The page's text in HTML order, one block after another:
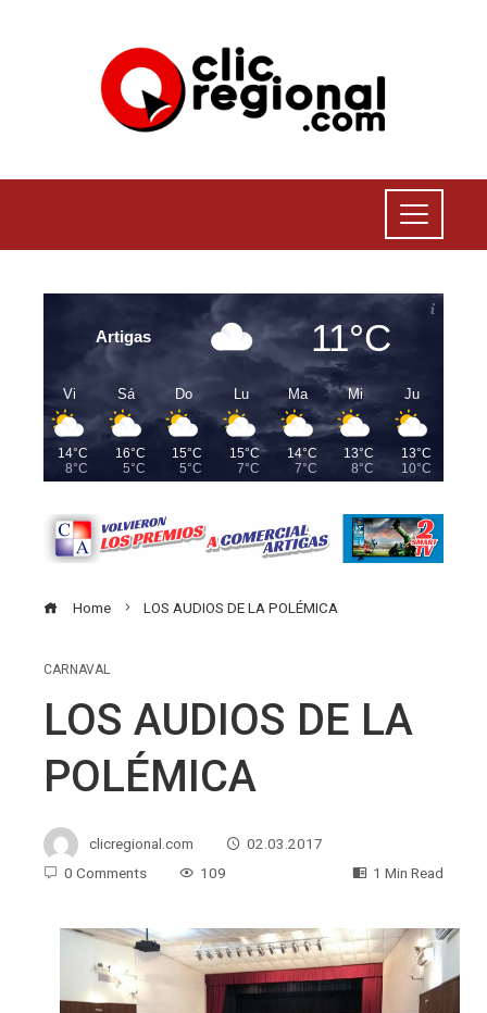
Artigas 11°C
Vi
14°C
8°C
Sá
16°C
5°C
Do
15°C
5°C
Lu
15°C
7°C
Ma
14°C
7°C
Mi
13°C
8°C
Ju
13°C
10°C
Home LOS AUDIOS DE LA POLÉMICA
CARNAVAL
LOS AUDIOS DE LA
POLÉMICA
clicregional.com
02.03.2017
0 Comments
109 1 Min Read